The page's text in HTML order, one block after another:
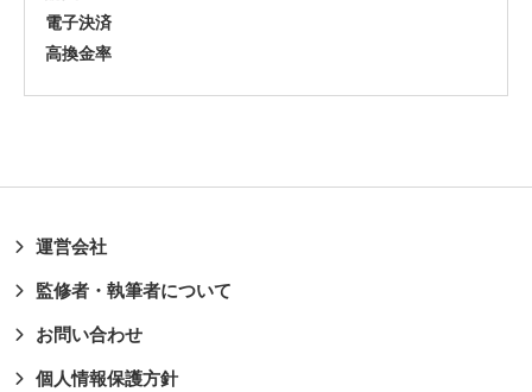
電子決済
高換金率
運営会社
監修者・執筆者について
お問い合わせ
個人情報保護方針